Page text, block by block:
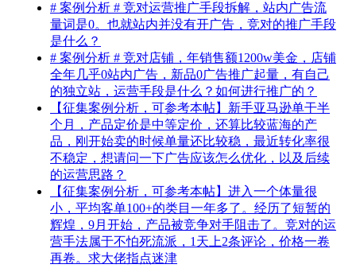
# 案例分析 # 竞对运营推广手段拆解，站内广告流
量词是0。也就站内并没有开广告，竞对的推广手段
是什么？
# 案例分析 # 竞对店铺，年销售额1200w美金，店铺
全年几乎0站内广告，新品0广告推广起量，有自己
的独立站，运营手段是什么？如何进行推广的？
【征集案例分析，可参考本帖】新手亚马逊单干半
个月，产品定价是中等定价，还算比较蓝海的产
品，刚开始卖的时候单量还比较稳，最近转化率很
不稳定，想请问一下广告应该怎么优化，以及后续
的运营思路？
【征集案例分析，可参考本帖】进入一个体量很
小，平均客单100+的类目一年多了。经历了短暂的
辉煌，9月开始，产品被竞争对手阻击了。竞对的运
营手法属于不怕死流派，1天上2条评论，价格一卷
再卷。求大佬指点迷津